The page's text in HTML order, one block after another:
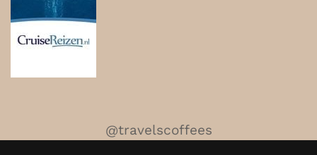
@travelscoffees